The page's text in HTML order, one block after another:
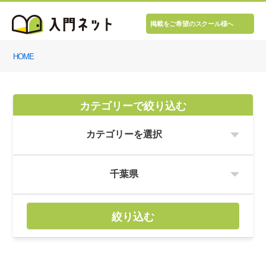
掲載をご希望のスクール様へ
HOME
カテゴリーで絞り込む
絞り込む